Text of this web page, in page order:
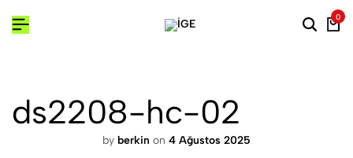
Search
0
ds2208-hc-02
by berkin on 4 Ağustos 2025